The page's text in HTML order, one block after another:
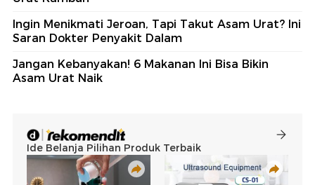
Ingin Menikmati Jeroan, Tapi Takut Asam Urat? Ini
Saran Dokter Penyakit Dalam
Jangan Kebanyakan! 6 Makanan Ini Bisa Bikin
Asam Urat Naik